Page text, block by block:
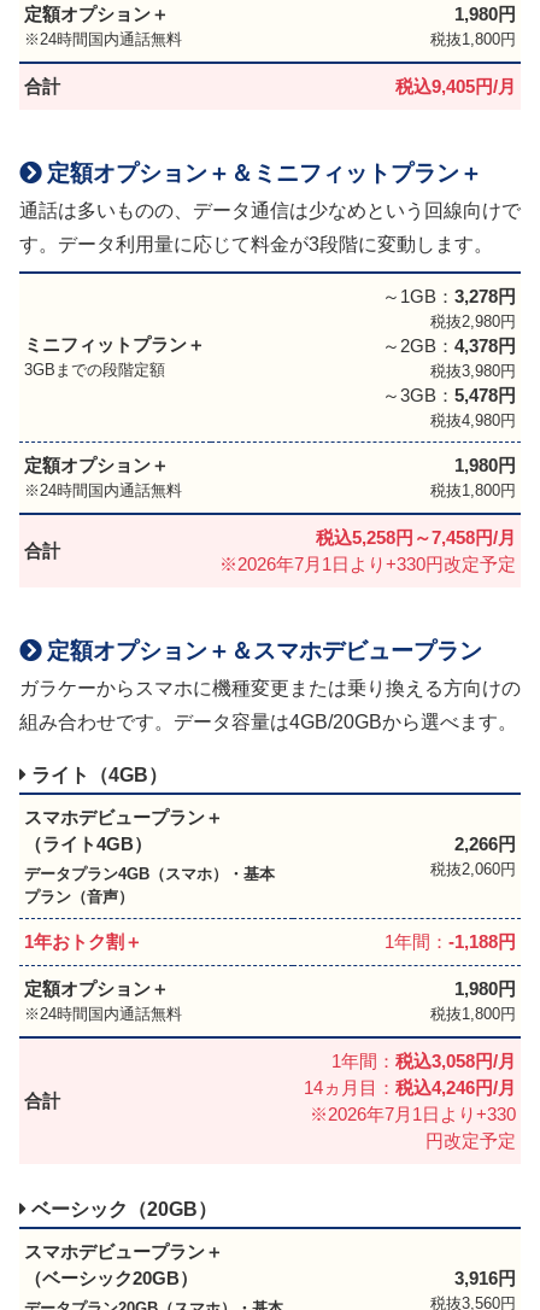
合計 税込9,405円/月
定額オプション＋
24時間国内通話無料
1,980円
税抜1,800円
定額オプション＋＆ミニフィットプラン＋
通話は多いものの、データ通信は少なめという回線向けで
す。データ利用量に応じて料金が3段階に変動します。
合計
税込5,258円～7,458円/月
※2026年7月1日より+330円改定予定
ミニフィットプラン＋
3GBまでの段階定額
～1GB： 3,278円
税抜2,980円
～2GB： 4,378円
税抜3,980円
～3GB： 5,478円
税抜4,980円
定額オプション＋
24時間国内通話無料
1,980円
税抜1,800円
定額オプション＋＆スマホデビュープラン
ガラケーからスマホに機種変更または乗り換える方向けの
組み合わせです。データ容量は4GB/20GBから選べます。
ライト（4GB）
合計
1年間： 税込3,058円/月
14ヵ月目： 税込4,246円/月
※2026年7月1日より+330
円改定予定
スマホデビュープラン＋
（ライト4GB）
データプラン4GB（スマホ）・基本
プラン（音声）
2,266円
税抜2,060円
1年おトク割＋ 1年間： -1,188円
定額オプション＋
24時間国内通話無料
1,980円
税抜1,800円
ベーシック（20GB）
スマホデビュープラン＋
（ベーシック20GB）
3,916円
税抜3,560円